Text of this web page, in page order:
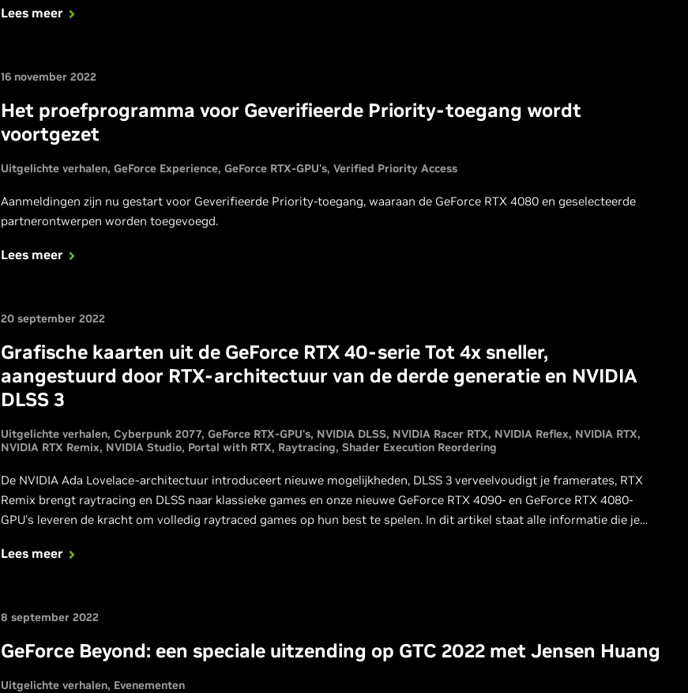
Lees meer
16 november 2022
Het proefprogramma voor Geverifieerde Priority-toegang wordt
voortgezet
Uitgelichte verhalen GeForce Experience GeForce RTX-GPU's Verified Priority Access
Aanmeldingen zijn nu gestart voor Geverifieerde Priority-toegang, waaraan de GeForce RTX 4080 en geselecteerde
partnerontwerpen worden toegevoegd.
Lees meer
20 september 2022
Grafische kaarten uit de GeForce RTX 40-serie Tot 4x sneller,
aangestuurd door RTX-architectuur van de derde generatie en NVIDIA
DLSS 3
Uitgelichte verhalen Cyberpunk 2077 GeForce RTX-GPU's NVIDIA DLSS NVIDIA Racer RTX NVIDIA Reflex NVIDIA RTX
NVIDIA RTX Remix NVIDIA Studio Portal with RTX Raytracing Shader Execution Reordering
De NVIDIA Ada Lovelace-architectuur introduceert nieuwe mogelijkheden, DLSS 3 verveelvoudigt je framerates, RTX
Remix brengt raytracing en DLSS naar klassieke games en onze nieuwe GeForce RTX 4090- en GeForce RTX 4080-
GPU's leveren de kracht om volledig raytraced games op hun best te spelen. In dit artikel staat alle informatie die je
Lees meer
8 september 2022
GeForce Beyond: een speciale uitzending op GTC 2022 met Jensen Huang
Uitgelichte verhalen Evenementen